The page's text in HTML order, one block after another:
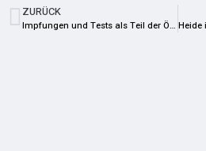
ZURÜCK
Impfungen und Tests als Teil der Öffnungsstrategie von Kitas und Schulen